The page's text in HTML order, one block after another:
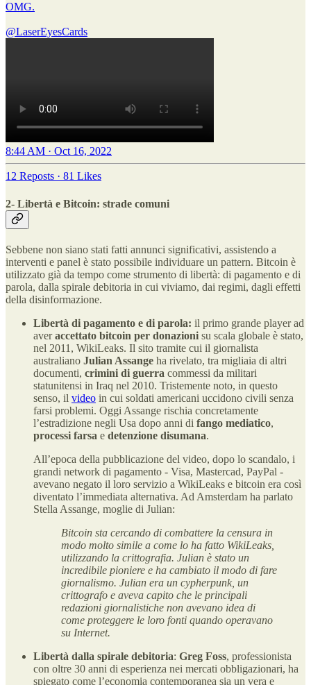
OMG.
@LaserEyesCards
8:44 AM · Oct 16, 2022
12 Reposts · 81 Likes
2- Libertà e Bitcoin: strade comuni
Sebbene non siano stati fatti annunci significativi, assistendo a
interventi e panel è stato possibile individuare un pattern. Bitcoin è
utilizzato già da tempo come strumento di libertà: di pagamento e di
parola, dalla spirale debitoria in cui viviamo, dai regimi, dagli effetti
della disinformazione.
Libertà di pagamento e di parola: il primo grande player ad
averaccettato bitcoin per donazioni su scala globale è stato,
nel 2011, WikiLeaks. Il sito tramite cui il giornalista
australiano Julian Assange ha rivelato, tra migliaia di altri
documenti, crimini di guerra commessi da militari
statunitensi in Iraq nel 2010. Tristemente noto, in questo
senso, il video in cui soldati americani uccidono civili senza
farsi problemi. Oggi Assange rischia concretamente
l’estradizione negli Usa dopo anni di fango mediatico,
processi farsa e detenzione disumana.
All’epoca della pubblicazione del video, dopo lo scandalo, i
grandi network di pagamento - Visa, Mastercad, PayPal -
avevano negato il loro servizio a WikiLeaks e bitcoin era così
diventato l’immediata alternativa. Ad Amsterdam ha parlato
Stella Assange, moglie di Julian:
Bitcoin sta cercando di combattere la censura in
modo molto simile a come lo ha fatto WikiLeaks,
utilizzando la crittografia. Julian è stato un
incredibile pioniere e ha cambiato il modo di fare
giornalismo. Julian era un cypherpunk, un
crittografo e aveva capito che le principali
redazioni giornalistiche non avevano idea di
come proteggere le loro fonti quando operavano
su Internet.
Libertà dalla spirale debitoria: Greg Foss, professionista
con oltre 30 anni di esperienza nei mercati obbligazionari, ha
spiegato come l’economia contemporanea sia un vera e